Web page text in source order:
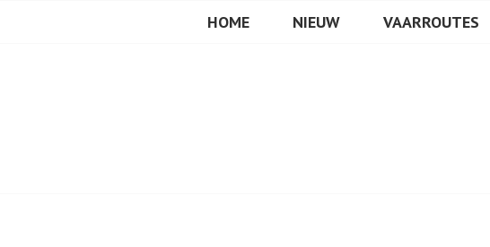
HOME NIEUW VAARROUTES